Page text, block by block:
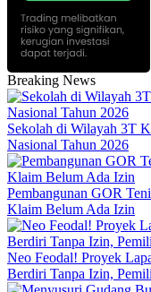
Breaking News
Sekolah di Wilayah 3T
Nasional Tahun 2026
Pembangunan GOR
Klaim Belum Ada Izin
Neo Feodal! Proyek
Berdiri Tanpa Izin,